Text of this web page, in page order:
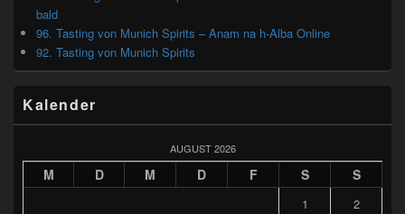
bald
96. Tasting von Munich Spirits – Anam na h-Alba Online
92. Tasting von Munich Spirits
Kalender
AUGUST 2026
M D M D F S S
1
2